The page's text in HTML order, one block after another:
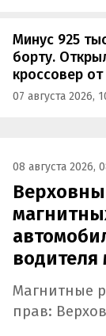
Минус 925
борту.
кроссовер
07 августа 2026,
08 августа 2026,
водителя
Магнитные
прав: